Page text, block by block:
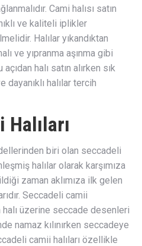
Cami halısı satın
ve kaliteli iplikler
Halılar yıkandıktan
ve yıpranma aşınma gibi
halı satın alırken sık
halılar tercih
biri olan seccadeli
halılar olarak karşımıza
zaman aklımıza ilk gelen
Seccadeli camii
halı üzerine seccade desenleri
namaz kılınırken seccadeye
camii halıları özellikle